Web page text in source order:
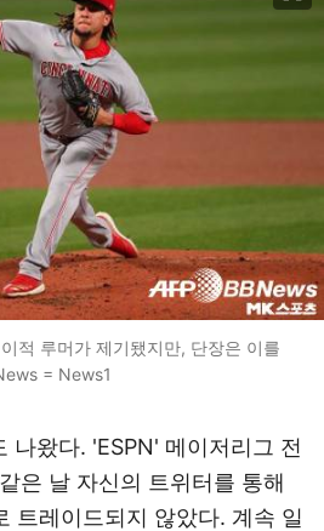
적 루머가 제기됐지만, 단장은 이를
= News1
나왔다. 'ESPN' 메이저리그 전
은 날 자신의 트위터를 통해
트레이드되지 않았다. 계속 일